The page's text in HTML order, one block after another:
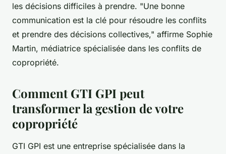
les décisions difficiles à prendre. "Une bonne
communication est la clé pour résoudre les conflits
et prendre des décisions collectives," affirme Sophie
Martin, médiatrice spécialisée dans les conflits de
copropriété.
Comment GTI GPI peut
transformer la gestion de votre
copropriété
GTI GPI est une entreprise spécialisée dans la